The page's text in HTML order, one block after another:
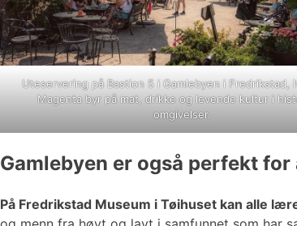
Uteservering på Bastion 5 i Gamlebyen i Fredrikstad,
Magenta byr på mat, drikke og levende kultur i
omgivelser.
Gamlebyen er også perfekt
På Fredrikstad Museum i Tøihuset kan alle